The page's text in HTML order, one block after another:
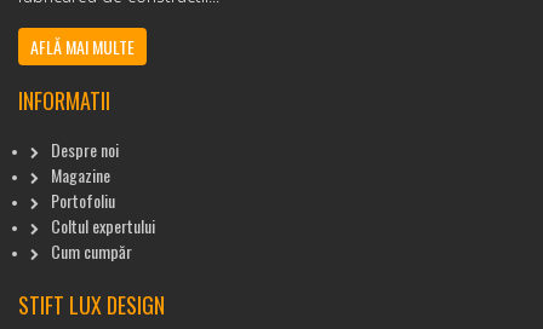
AFLĂ MAI MULTE
INFORMATII
Despre noi
Magazine
Portofoliu
Coltul expertului
Cum cumpăr
STIFT LUX DESIGN